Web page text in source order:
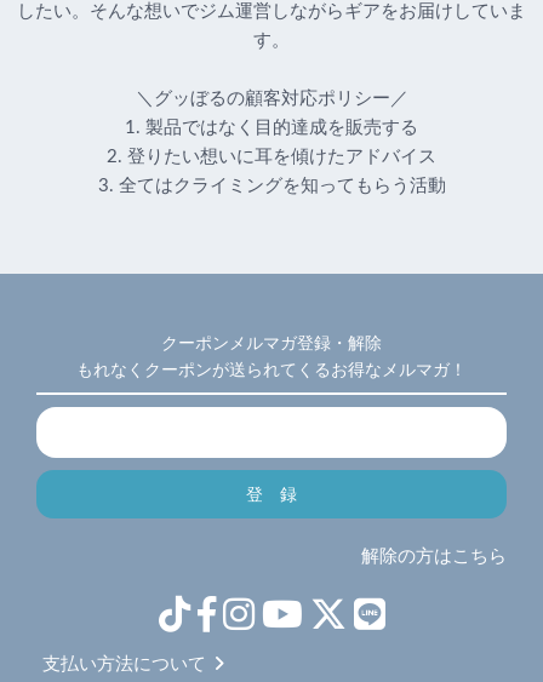
したい。そんな想いでジム運営しながらギアをお届けしていま
す。
＼グッぼるの顧客対応ポリシー／
1. 製品ではなく目的達成を販売する
2. 登りたい想いに耳を傾けたアドバイス
3. 全てはクライミングを知ってもらう活動
クーポンメルマガ登録・解除
もれなくクーポンが送られてくるお得なメルマガ！
解除の方はこちら
支払い方法について